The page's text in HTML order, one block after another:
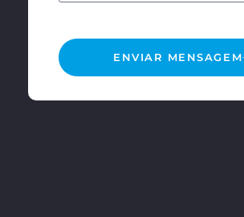
ENVIAR MENSAGEM